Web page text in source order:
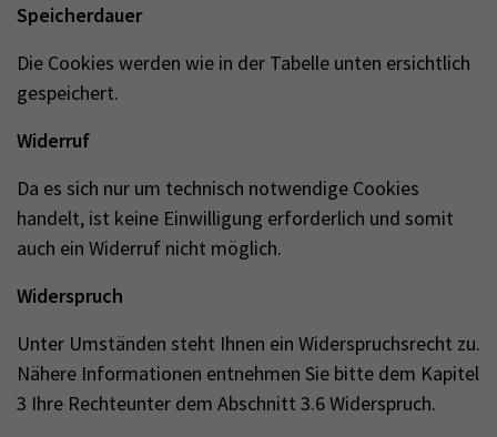
Speicherdauer
Die Cookies werden wie in der Tabelle unten ersichtlich
gespeichert.
Widerruf
Da es sich nur um technisch notwendige Cookies
handelt, ist keine Einwilligung erforderlich und somit
auch ein Widerruf nicht möglich.
Widerspruch
Unter Umständen steht Ihnen ein Widerspruchsrecht zu.
Nähere Informationen entnehmen Sie bitte dem Kapitel
3 Ihre Rechteunter dem Abschnitt 3.6 Widerspruch.